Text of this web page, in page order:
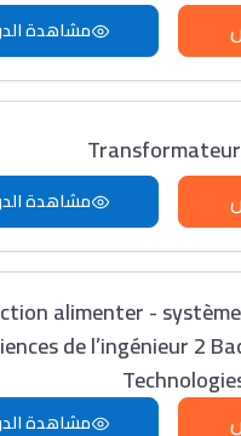
مشاهدة
مشاهدة
alimenter -
de l’ingénieur 2
مشاهدة